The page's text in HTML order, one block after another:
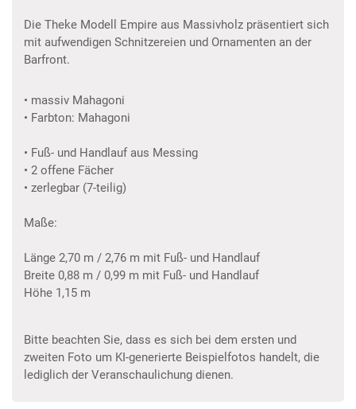
Die Theke Modell Empire aus Massivholz präsentiert sich
mit aufwendigen Schnitzereien und Ornamenten an der
Barfront.
• massiv Mahagoni
• Farbton: Mahagoni
• Fuß- und Handlauf aus Messing
• 2 offene Fächer
• zerlegbar (7-teilig)
Maße:
Länge 2,70 m / 2,76 m mit Fuß- und Handlauf
Breite 0,88 m / 0,99 m mit Fuß- und Handlauf
Höhe 1,15 m
Bitte beachten Sie, dass es sich bei dem ersten und
zweiten Foto um KI-generierte Beispielfotos handelt, die
lediglich der Veranschaulichung dienen.